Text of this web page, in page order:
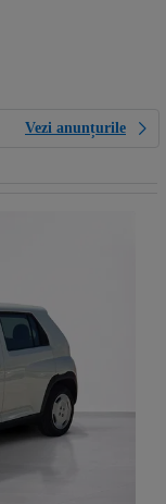
Vezi anunțurile